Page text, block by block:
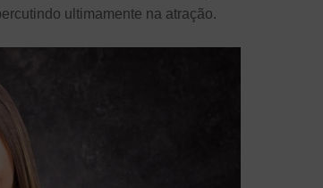
ultimamente na atração.